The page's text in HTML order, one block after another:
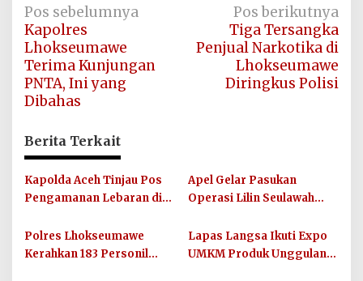
Navigasi
pos
Pos sebelumnya
Kapolres
Lhokseumawe
Terima Kunjungan
PNTA, Ini yang
Dibahas
Pos berikutnya
Tiga Tersangka
Penjual Narkotika di
Lhokseumawe
Diringkus Polisi
Berita Terkait
Kapolda Aceh Tinjau Pos
Pengamanan Lebaran di
Apel Gelar Pasukan
Operasi Lilin Seulawah
Lhokseumawe, Diteruskan
dengan Rakor Lintas
Polres Lhokseumawe
Kerahkan 183 Personil
Lapas Langsa Ikuti Expo
UMKM Produk Unggulan